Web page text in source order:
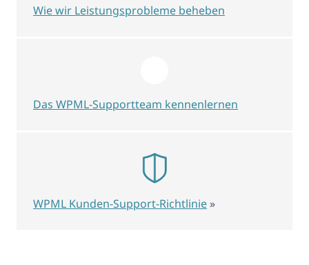
Wie wir Leistungsprobleme beheben
Das WPML-Supportteam kennenlernen
WPML Kunden-Support-Richtlinie »